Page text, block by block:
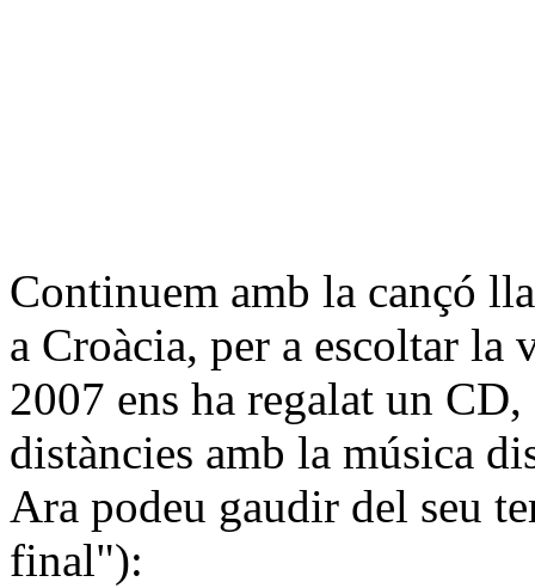
Continuem amb la cançó
a Croàcia, per a escoltar la
2007 ens ha regalat un
distàncies amb la música
Ara podeu gaudir del seu
final"):